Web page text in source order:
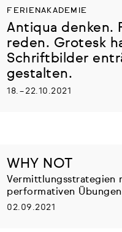
FERIENAKADEMIE
Antiqua denken.
reden. Grotesk
Schriftbilder
gestalten.
18. – 22.10.2021
WHY NOT
Vermittlungsstrategien
performativen Übungen
02.09.2021